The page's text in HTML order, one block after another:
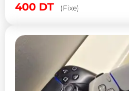
400 DT (Fixe)